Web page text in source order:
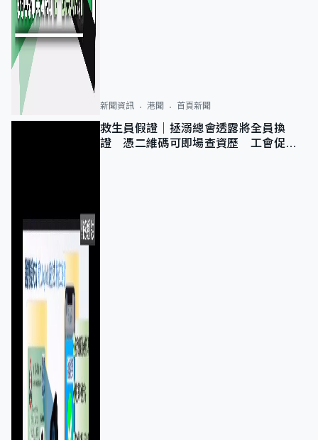
新聞資訊 港聞 首頁新聞
救生員假證｜拯溺總會透露將全員換
證 憑二維碼可即場查資歷 工會促加